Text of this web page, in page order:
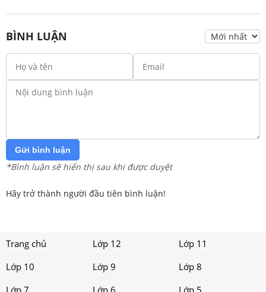
BÌNH LUẬN
Gửi bình luận
*Bình luận sẽ hiển thị sau khi được duyệt
Hãy trở thành người đầu tiên bình luận!
Trang chủ Lớp 12
Lớp 11
Lớp 10
Lớp 9
Lớp 8
Lớp 7
Lớp 6 Lớp 5